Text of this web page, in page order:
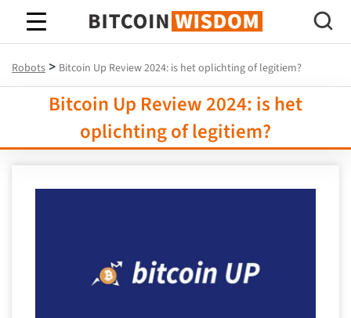
Bitcoin-wijsheid
Robots > Bitcoin Up Review 2024: is het oplichting of legitiem?
Bitcoin Up Review 2024: is het
oplichting of legitiem?